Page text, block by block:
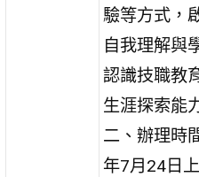
驗等方式，
自我理解與
認識技職教
生涯探索能
二、辦理時
年7月24日